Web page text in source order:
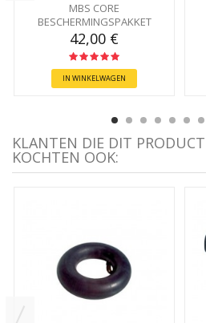
MBS CORE
BESCHERMINGSPAKKET
42,00 €
IN WINKELWAGEN
KLANTEN DIE DIT
KOCHTEN OOK: